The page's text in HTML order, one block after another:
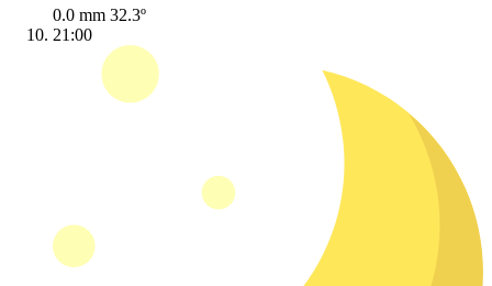
0.0 mm 32.3º
21:00